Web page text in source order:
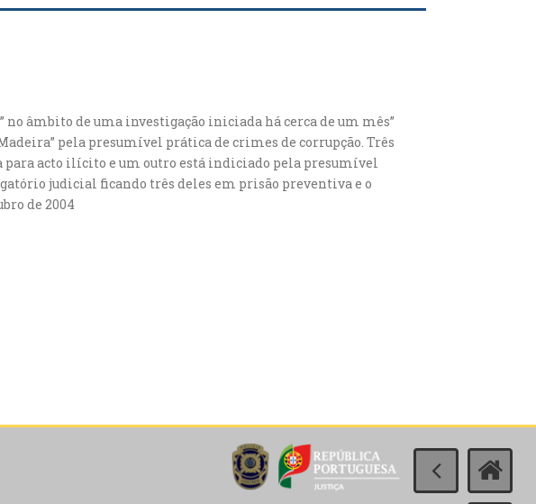
âmbito de uma investigação iniciada há cerca de um mês”
pela presumível prática de crimes de corrupção. Três
acto ilícito e um outro está indiciado pela presumível
judicial ficando três deles em prisão preventiva e o
de 2004